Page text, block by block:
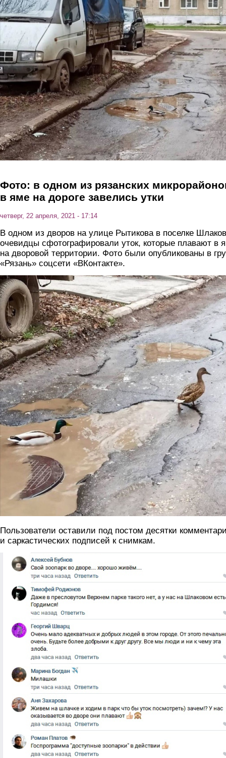
Перейти к основному содержанию
Фото: в одном из рязанских
в яме на дороге завелись утки
четверг, 22 апреля, 2021 - 17:14
В одном из дворов на улице Рытикова в поселке
очевидцы сфотографировали уток, которые плавают в
на дворовой территории. Фото были опубликованы в
«Рязань» соцсети «ВКонтакте».
2_utki2.png
Пользователи оставили под постом десятки
и саркастических подписей к снимкам.
2_utki.png